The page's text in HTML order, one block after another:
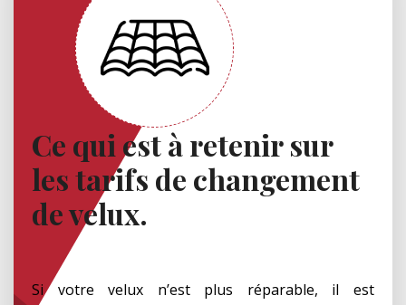
Ce qui est à retenir sur
les tarifs de changement
de velux.
Si votre velux n’est plus réparable, il est